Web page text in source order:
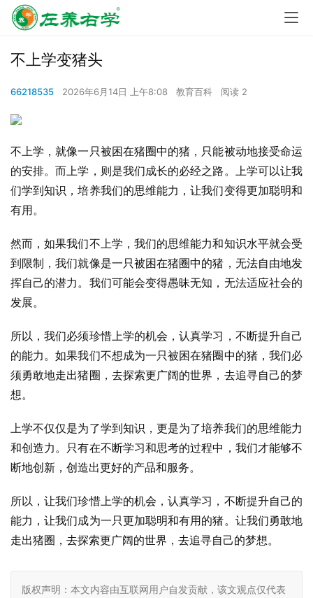
不上学变猪头
66218535 2026年6月14日 上午8:08 教育百科 阅读 2
不上学，就像一只被困在猪圈中的猪，只能被动地接受命运
的安排。而上学，则是我们成长的必经之路。上学可以让我
们学到知识，培养我们的思维能力，让我们变得更加聪明和
有用。
然而，如果我们不上学，我们的思维能力和知识水平就会受
到限制，我们就像是一只被困在猪圈中的猪，无法自由地发
挥自己的潜力。我们可能会变得愚昧无知，无法适应社会的
发展。
所以，我们必须珍惜上学的机会，认真学习，不断提升自己
的能力。如果我们不想成为一只被困在猪圈中的猪，我们必
须勇敢地走出猪圈，去探索更广阔的世界，去追寻自己的梦
想。
上学不仅仅是为了学到知识，更是为了培养我们的思维能力
和创造力。只有在不断学习和思考的过程中，我们才能够不
断地创新，创造出更好的产品和服务。
所以，让我们珍惜上学的机会，认真学习，不断提升自己的
能力，让我们成为一只更加聪明和有用的猪。让我们勇敢地
走出猪圈，去探索更广阔的世界，去追寻自己的梦想。
版权声明：本文内容由互联网用户自发贡献，该文观点仅代表